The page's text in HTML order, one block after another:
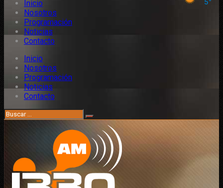
Inicio
Nosotros
Programación
Noticias
Contacto
Inicio
Nosotros
Programación
Noticias
Contacto